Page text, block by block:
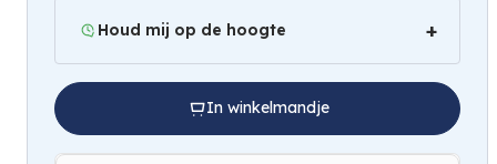
Houd mij op de hoogte
In winkelmandje